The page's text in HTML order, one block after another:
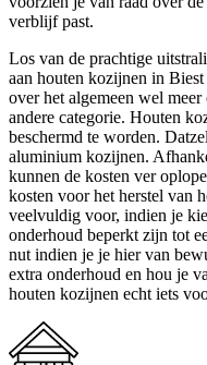
verblijf past.
Los van de prachtige
aan houten kozijnen in
over het algemeen wel
andere categorie. Houten
beschermd te worden.
aluminium kozijnen.
kunnen de kosten ver
kosten voor het herstel van
veelvuldig voor, indien je
onderhoud beperkt zijn tot
nut indien je je hier van
extra onderhoud en hou je
houten kozijnen echt iets